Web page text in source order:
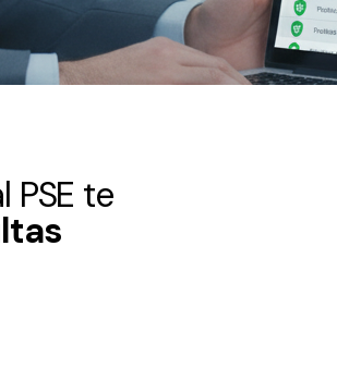
te